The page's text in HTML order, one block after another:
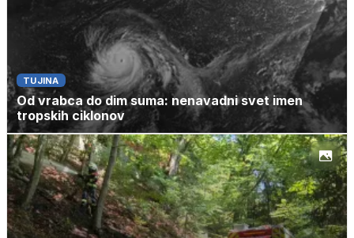
TUJINA
Od vrabca do dim suma: nenavadni svet imen
tropskih ciklonov